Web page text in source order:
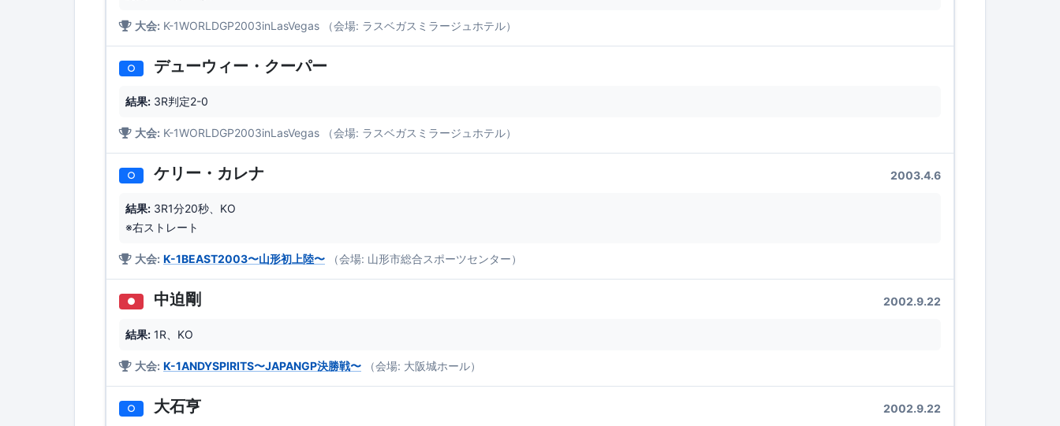
大会: K-1WORLDGP2003inLasVegas （会場: ラスベガスミラージュホテル）
○ デューウィー・クーパー
結果: 3R判定2-0
大会: K-1WORLDGP2003inLasVegas （会場: ラスベガスミラージュホテル）
○ ケリー・カレナ 2003.4.6
結果: 3R1分20秒、KO
※右ストレート
大会: K-1BEAST2003〜山形初上陸〜 （会場: 山形市総合スポーツセンター）
● 中迫剛 2002.9.22
結果: 1R、KO
大会: K-1ANDYSPIRITS〜JAPANGP決勝戦〜 （会場: 大阪城ホール）
○ 大石亨 2002.9.22